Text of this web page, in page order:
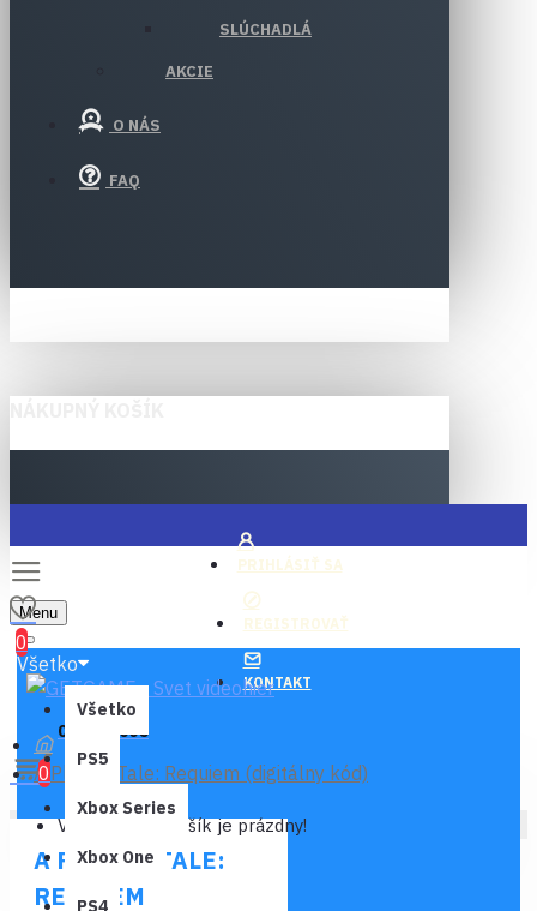
SLÚCHADLÁ
AKCIE
O NÁS
FAQ
PRIHLÁSIŤ SA
REGISTROVAŤ
KONTAKT
Menu
0
0 ks - 0,00€
0
Váš nákupný košík je prázdny!
Všetko
Všetko
PS5
Xbox Series
Xbox One
PS4
A Plague Tale: Requiem (digitálny kód)
A PLAGUE TALE:
REQUIEM